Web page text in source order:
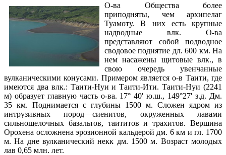
О-ва Общества более
приподняты, чем архипелаг
Туамоту. В них есть крупные
надводные влк. О-ва
представляют собой подводное
сводовое поднятие дл. 600 км. На
нем насажены щитовые влк., в
свою очередь увенчанные
вулканическими конусами. Примером является о-в Таити, где
имеются два влк.: Таити-Нуи и Таити-Ити. Таити-Нуи (2241
м) образует главную часть о-ва. 17° 40' ю.ш., 149°27' з.д. Дм.
35 км. Поднимается с глубины 1500 м. Сложен ядром из
интрузивных пород—сиенитов, окруженных лавами
сильнощелочных базальтов, таититов и трахитов. Вершина
Орохена осложнена эрозионной кальдерой дм. 6 км и гл. 1700
м. На дне вулканический некк дм. 1500 м. Возраст молодых
лав 0,65 млн. лет.